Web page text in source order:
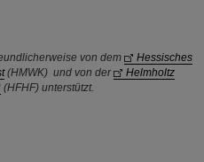
von dem
Hessisches
(HMWK) und von der
Helmholtz
(HFHF) unterstützt.